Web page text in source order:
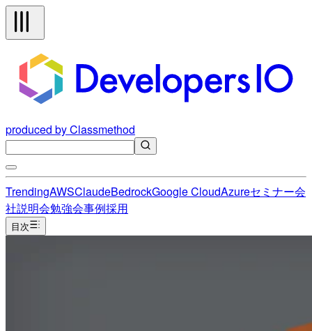
produced by Classmethod
TrendingAWSClaudeBedrockGoogle CloudAzureセミナー会
社説明会勉強会事例採用
目次